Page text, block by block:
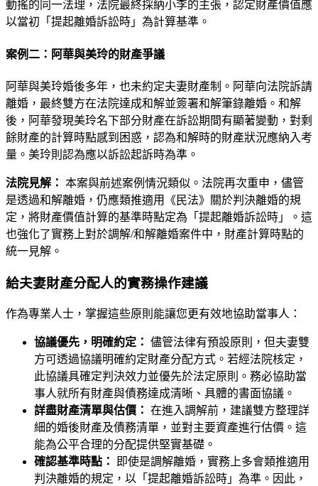
動搖的同一法理，法院最終採納小李的主張，認定財產價值應
以當初「提起離婚訴訟時」為計算基準。
案例二：阿華與美玲的財產爭議
阿華與美玲婚後多年，也未約定夫妻財產制。阿華向法院訴請
離婚，最終雙方在法院達成和解並簽署和解筆錄離婚。和解
後，阿華發現美玲名下部分財產在訴訟期間有顯著變動，對剩
餘財產的計算時點感到困惑，認為和解時的財產狀況應納入考
量。美玲則認為應以訴訟起訴時為準。
法院見解： 本案與前述案例情況類似。法院再次重申，儘管
是透過和解離婚，仍應類推適用《民法》關於判決離婚的規
定，將財產價值計算的基準時點定為「提起離婚訴訟時」。這
也強化了實務上對於調解/和解離婚案件中，財產計算時點的
統一見解。
給夫妻財產分配人的實務操作建議
作為專業人士，掌握這些原則能讓您更有效地協助當事人：
協議優先，明確約定： 儘管法律有預設原則，但夫妻雙
方可透過協議明確約定財產分配方式。若經法院核定，
此協議具確定判決效力並優先於法定原則。務必協助當
事人就所有財產與債務達成清晰、具體的書面協議。
詳盡財產清單與估價： 在進入調解前，建議雙方整理詳
細的婚後財產及債務清單，並對主要資產進行估價。這
能為公平合理的分配提供堅實基礎。
確認基準時點：
即使是調解離婚，實務上多會類推適用
判決離婚的規定，以「提起離婚訴訟時」為準。因此，